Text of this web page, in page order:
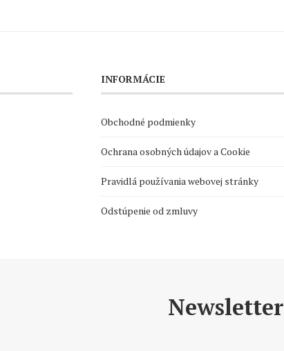
INFORMÁCIE
Obchodné podmienky
Ochrana osobných údajov a Cookie
Pravidlá používania webovej stránky
Odstúpenie od zmluvy
Newsletter